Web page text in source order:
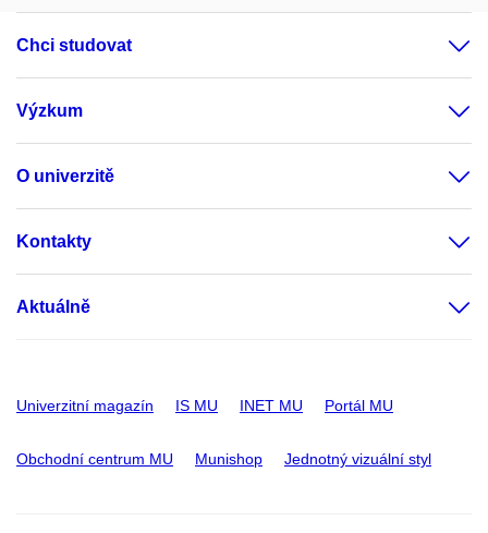
Chci studovat
Výzkum
O univerzitě
Kontakty
Aktuálně
Univerzitní magazín IS MU INET MU Portál MU
Obchodní centrum MU Munishop Jednotný vizuální styl